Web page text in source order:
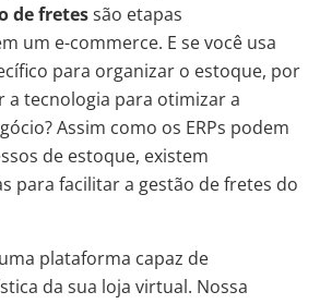
de fretessão etapas
um e-commerce. E se você usa
para organizar o estoque, por
a tecnologia para otimizar a
Assim como os ERPs podem
de estoque, existem
para facilitar a gestão de fretes do
plataforma capaz de
da sua loja virtual. Nossa